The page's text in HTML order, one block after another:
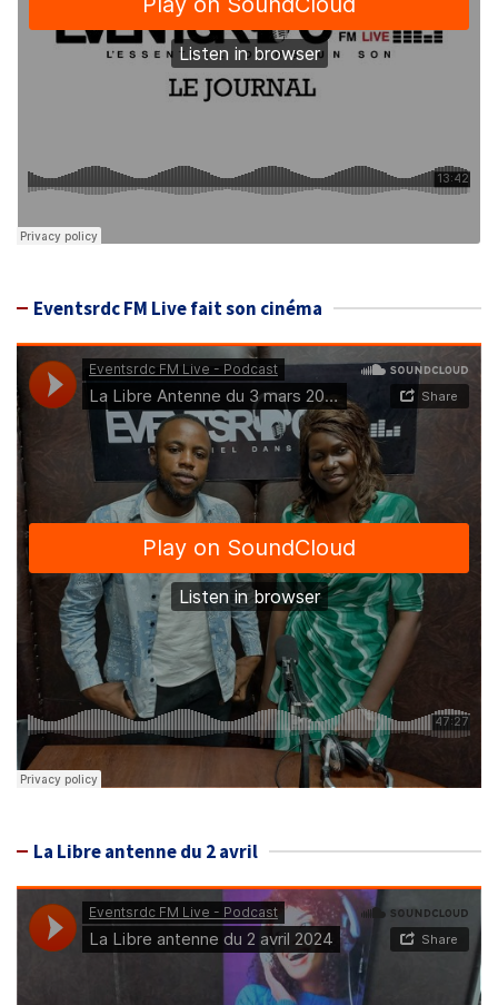
Eventsrdc FM Live fait son cinéma
La Libre antenne du 2 avril